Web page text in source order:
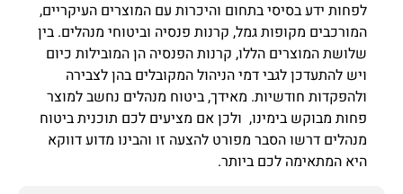
לפחות ידע בסיסי בתחום והיכרות עם המוצרים העיקריים,
המורכבים מקופות גמל, קרנות פנסיה וביטוחי מנהלים. בין
שלושת המוצרים הללו, קרנות הפנסיה הן המובילות כיום
ויש להתעדכן לגבי דמי הניהול המקובלים בהן לצבירה
ולהפקדות חודשיות. מאידך, ביטוח מנהלים נחשב למוצר
פחות מבוקש בימינו, ולכן אם מציעים לכם תוכנית ביטוח
מנהלים דרשו הסבר מפורט להצעה זו והבינו מדוע דווקא
היא המתאימה לכם ביותר.